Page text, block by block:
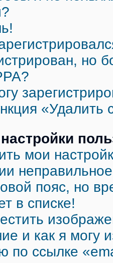
но
«Удалить
мои
пояс, но
в списке!
и как я могу
по ссылке